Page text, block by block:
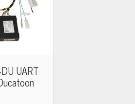
UART